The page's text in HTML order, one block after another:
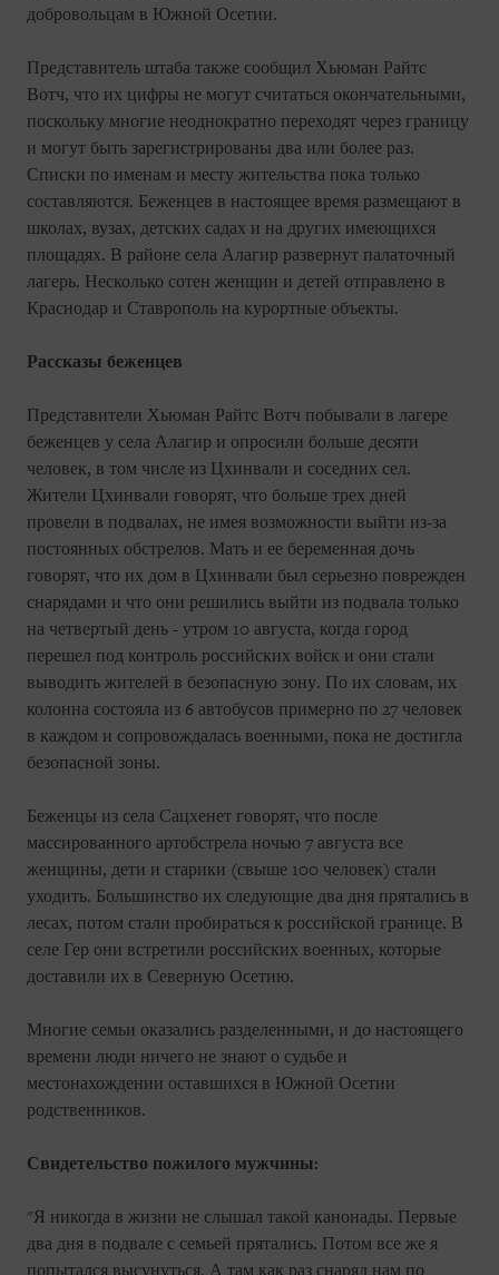
добровольцам в Южной Осетии.
Представитель штаба также сообщил Хьюман Райтс
Вотч, что их цифры не могут считаться окончательными,
поскольку многие неоднократно переходят через границу
и могут быть зарегистрированы два или более раз.
Списки по именам и месту жительства пока только
составляются. Беженцев в настоящее время размещают в
школах, вузах, детских садах и на других имеющихся
площадях. В районе села Алагир развернут палаточный
лагерь. Несколько сотен женщин и детей отправлено в
Краснодар и Ставрополь на курортные объекты.
Рассказы беженцев
Представители Хьюман Райтс Вотч побывали в лагере
беженцев у села Алагир и опросили больше десяти
человек, в том числе из Цхинвали и соседних сел.
Жители Цхинвали говорят, что больше трех дней
провели в подвалах, не имея возможности выйти из-за
постоянных обстрелов. Мать и ее беременная дочь
говорят, что их дом в Цхинвали был серьезно поврежден
снарядами и что они решились выйти из подвала только
на четвертый день - утром 10 августа, когда город
перешел под контроль российских войск и они стали
выводить жителей в безопасную зону. По их словам, их
колонна состояла из 6 автобусов примерно по 27 человек
в каждом и сопровождалась военными, пока не достигла
безопасной зоны.
Беженцы из села Сацхенет говорят, что после
массированного артобстрела ночью 7 августа все
женщины, дети и старики (свыше 100 человек) стали
уходить. Большинство их следующие два дня прятались в
лесах, потом стали пробираться к российской границе. В
селе Гер они встретили российских военных, которые
доставили их в Северную Осетию.
Многие семьи оказались разделенными, и до настоящего
времени люди ничего не знают о судьбе и
местонахождении оставшихся в Южной Осетии
родственников.
Свидетельство пожилого мужчины:
"Я никогда в жизни не слышал такой канонады. Первые
два дня в подвале с семьей прятались. Потом все же я